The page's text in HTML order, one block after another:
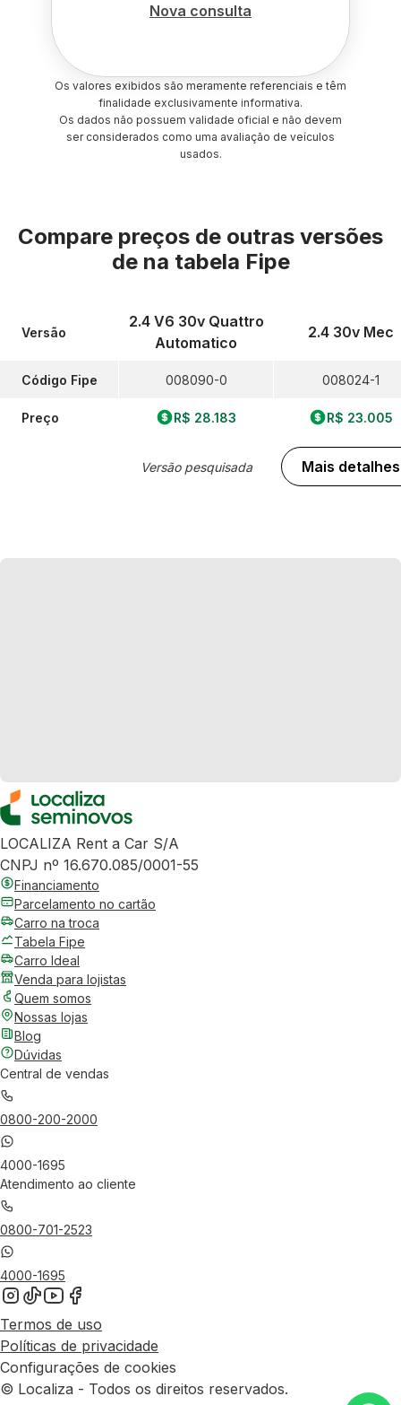
Nova consulta
Os valores exibidos são meramente referenciais e têm
finalidade exclusivamente informativa.
Os dados não possuem validade oficial e não devem
ser considerados como uma avaliação de veículos
usados.
Compare preços de outras versões
de na tabela Fipe
Versão
Código Fipe
Preço
2.4 V6 30v Quattro
Automatico
008090-0
R$ 28.183
Versão pesquisada
2.4 30v Mec
008024-1
R$ 23.005
Mais detalhes
LOCALIZA Rent a Car S/A
CNPJ nº 16.670.085/0001-55
Financiamento
Parcelamento no cartão
Carro na troca
Tabela Fipe
Carro Ideal
Venda para lojistas
Quem somos
Nossas lojas
Blog
Dúvidas
Central de vendas
0800-200-2000
4000-1695
Atendimento ao cliente
0800-701-2523
4000-1695
Termos de uso
Políticas de privacidade
Configurações de cookies
© Localiza - Todos os direitos reservados.